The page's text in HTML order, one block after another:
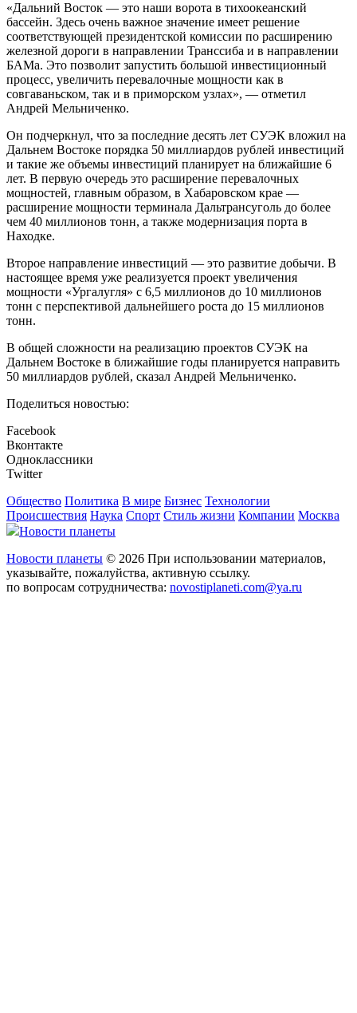
«Дальний Восток — это наши ворота в тихоокеанский
бассейн. Здесь очень важное значение имеет решение
соответствующей президентской комиссии по расширению
железной дороги в направлении Транссиба и в направлении
БАМа. Это позволит запустить большой инвестиционный
процесс, увеличить перевалочные мощности как в
совгаваньском, так и в приморском узлах», — отметил
Андрей Мельниченко.
Он подчеркнул, что за последние десять лет СУЭК вложил на
Дальнем Востоке порядка 50 миллиардов рублей инвестиций
и такие же объемы инвестиций планирует на ближайшие 6
лет. В первую очередь это расширение перевалочных
мощностей, главным образом, в Хабаровском крае —
расширение мощности терминала Дальтрансуголь до более
чем 40 миллионов тонн, а также модернизация порта в
Находке.
Второе направление инвестиций — это развитие добычи. В
настоящее время уже реализуется проект увеличения
мощности «Ургалугля» с 6,5 миллионов до 10 миллионов
тонн с перспективой дальнейшего роста до 15 миллионов
тонн.
В общей сложности на реализацию проектов СУЭК на
Дальнем Востоке в ближайшие годы планируется направить
50 миллиардов рублей, сказал Андрей Мельниченко.
Поделиться новостью:
Facebook
Вконтакте
Одноклассники
Twitter
Общество Политика В мире Бизнес Технологии
Происшествия Наука Спорт Стиль жизни Компании Москва
Новости планеты
Новости планеты © 2026 При использовании материалов,
указывайте, пожалуйства, активную ссылку.
по вопросам сотрудничества: novostiplaneti.com@ya.ru